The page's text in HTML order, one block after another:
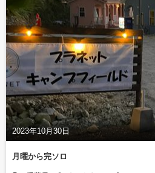
2023年10月30日
月曜から完ソロ